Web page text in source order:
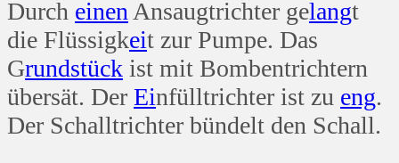
Durch einen Ansaugtrichter gelangt
die Flüssigkeit zur Pumpe. Das
Grundstück ist mit Bombentrichtern
übersät. Der Einfülltrichter ist zu eng.
Der Schalltrichter bündelt den Schall.